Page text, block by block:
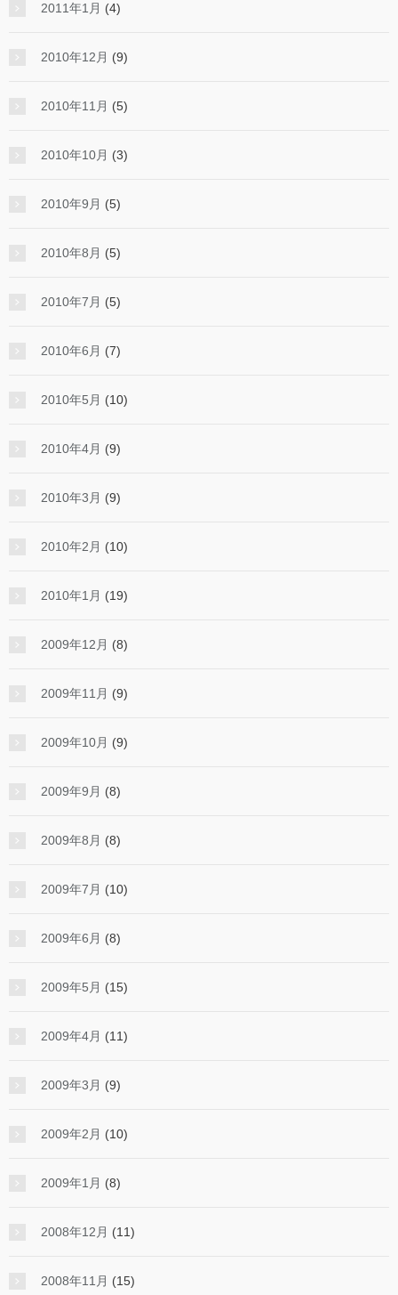
2011年1月 (4)
2010年12月 (9)
2010年11月 (5)
2010年10月 (3)
2010年9月 (5)
2010年8月 (5)
2010年7月 (5)
2010年6月 (7)
2010年5月 (10)
2010年4月 (9)
2010年3月 (9)
2010年2月 (10)
2010年1月 (19)
2009年12月 (8)
2009年11月 (9)
2009年10月 (9)
2009年9月 (8)
2009年8月 (8)
2009年7月 (10)
2009年6月 (8)
2009年5月 (15)
2009年4月 (11)
2009年3月 (9)
2009年2月 (10)
2009年1月 (8)
2008年12月 (11)
2008年11月 (15)